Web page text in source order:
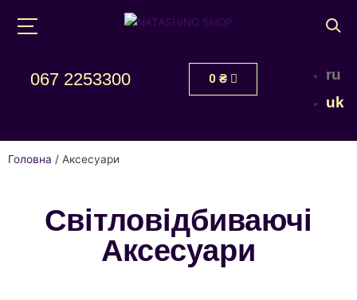
067 2253300 0 ₴
ru
uk
Головна / Аксесуари
Світловідбиваючі
Аксесуари